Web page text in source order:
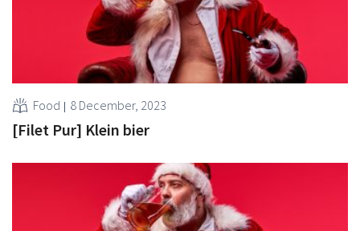
Food 8 December, 2023
[Filet Pur] Klein bier